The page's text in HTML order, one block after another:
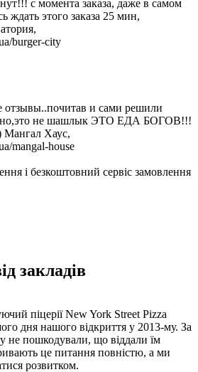
с момента заказа, даже в самом
ждать этого заказа 25 мин,
burger-city
отзывы..почитав и сами решили
не шашлык ЭТО ЕДА БОГОВ!!!
Мангал Хаус,
mangal-house
і безкоштовний сервіс замовлення
закладів
піцерії New York Street Pizza
дня нашого відкриття у 2013-му. За
не пошкодували, що віддали їм
це питання повністю, а ми
розвитком.